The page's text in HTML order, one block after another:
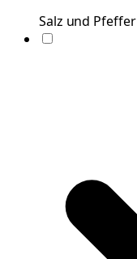
Salz und Pfeffer